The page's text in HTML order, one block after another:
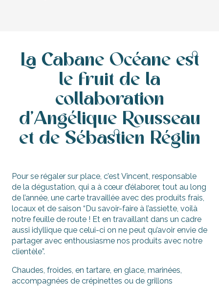
La Cabane Océane est
le fruit de la
collaboration
d’Angélique Rousseau
et de Sébastien Réglin
Pour se régaler sur place, c’est Vincent, responsable
de la dégustation, qui a à cœur d’élaborer, tout au long
de l’année, une carte travaillée avec des produits frais,
locaux et de saison “Du savoir-faire à l’assiette, voilà
notre feuille de route ! Et en travaillant dans un cadre
aussi idyllique que celui-ci on ne peut qu’avoir envie de
partager avec enthousiasme nos produits avec notre
clientèle”.
Chaudes, froides, en tartare, en glace, marinées,
accompagnées de crépinettes ou de grillons